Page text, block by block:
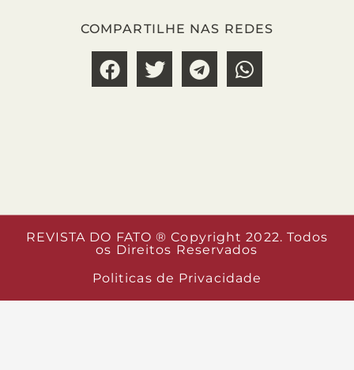
COMPARTILHE NAS REDES
REVISTA DO FATO ® Copyright 2022. Todos
os Direitos Reservados
Politicas de Privacidade